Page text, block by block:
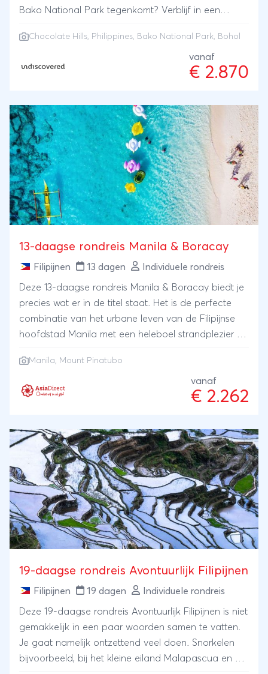
Bako National Park tegenkomt? Verblijf in een
natuur & avontuur, sluit je de reis af met een verblijf
op Bohol, met de bekende Chocolate Hills.
Chocolate Hills, Philippines, Bako National Park, Bohol
vanaf
€ 2.870
13-daagse rondreis Manila & Boracay
Filipijnen 13 dagen Individuele rondreis
Deze 13-daagse rondreis Manila & Boracay biedt je
precies wat er in de titel staat. Het is de perfecte
combinatie van het urbane leven van de Filipijnse
hoofdstad Manila met een heleboel strandplezier op
stranddagen!Eén dag nemen we je mee op een
boottocht om de mooiste stranden van dit door
Filipino's en reizigers geliefde eiland te zien, en een
andere dagen bepaal je helemaal zelf wat je
doet!Maar we touren je ook door Manila en nemen
je mee naar het spectaculaire kratermeer van de
actieve vulkaan Mount Pinatubo. Je snapt het al: dit
zijn 13 dagen geweldige vakantiedagen.
Manila, Mount Pinatubo
vanaf
€ 2.262
19-daagse rondreis Avontuurlijk Filipijnen
Filipijnen 19 dagen Individuele rondreis
Deze 19-daagse rondreis Avontuurlijk Filipijnen is niet
gemakkelijk in een paar woorden samen te vatten.
Je gaat namelijk ontzettend veel doen. Snorkelen
bijvoorbeeld, bij het kleine eiland Malapascua en de